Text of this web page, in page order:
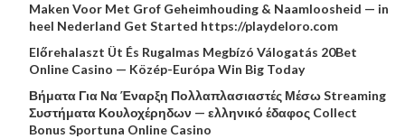
Maken Voor Met Grof Geheimhouding & Naamloosheid — in
heel Nederland Get Started https://playdeloro.com
Előrehalaszt Üt És Rugalmas Megbízó Válogatás 20Bet
Online Casino — Közép-Európa Win Big Today
Βήματα Για Να Έναρξη Πολλαπλασιαστές Μέσω Streaming
Συστήματα Κουλοχέρηδων — ελληνικό έδαφος Collect
Bonus Sportuna Online Casino